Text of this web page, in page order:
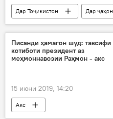
Дар Тоҷикистон
Дар ҷаҳон
Ҳамаи хабарҳо
Сиёсат
Писанди ҳамагон шуд: тавсифи
котиботи президент аз
меҳмоннавозии Раҳмон - акс
15 июни 2019, 14:20
Акс